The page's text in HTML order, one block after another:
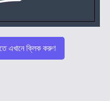
এখানে ক্লিক করুণ